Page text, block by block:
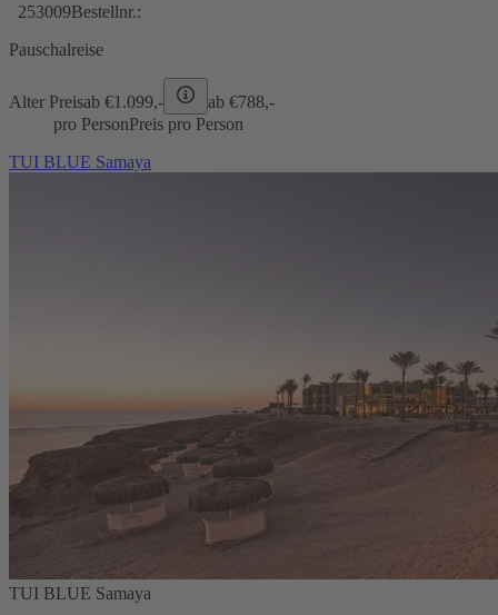
253009Bestellnr.:
Pauschalreise
Alter Preisab €1.099,- ab €788,-
pro PersonPreis pro Person
TUI BLUE Samaya
TUI BLUE Samaya